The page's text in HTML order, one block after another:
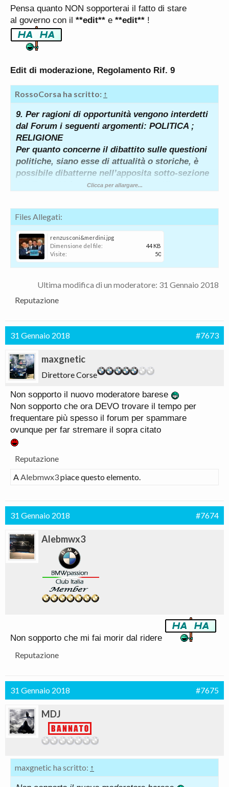
Pensa quanto NON sopporterai il fatto di stare
al governo con il **edit** e **edit** !
Edit di moderazione, Regolamento Rif. 9
RossoCorsa ha scritto: ↑
9. Per ragioni di opportunità vengono interdetti
dal Forum i seguenti argomenti: POLITICA ;
RELIGIONE
Per quanto concerne il dibattito sulle questioni
politiche, siano esse di attualità o storiche, è
possibile dibatterne nell’apposita sotto-sezione
Off-Topic. Vi è un regolamento specifico da
Clicca per allargare...
Files Allegati:
renzusconi&merdini.jpg
Dimensione del file:
44 KB
Visite:
50
Ultima modifica di un moderatore: 31 Gennaio 2018
Reputazione
31 Gennaio 2018 #7673
maxgnetic
Direttore Corse
Non sopporto il nuovo moderatore barese
Non sopporto che ora DEVO trovare il tempo per
frequentare più spesso il forum per spammare
ovunque per far stremare il sopra citato
Reputazione
AAlebmwx3piace questo elemento.
31 Gennaio 2018 #7674
Alebmwx3
Non sopporto che mi fai morir dal ridere
Reputazione
31 Gennaio 2018 #7675
MDJ
maxgnetic ha scritto: ↑